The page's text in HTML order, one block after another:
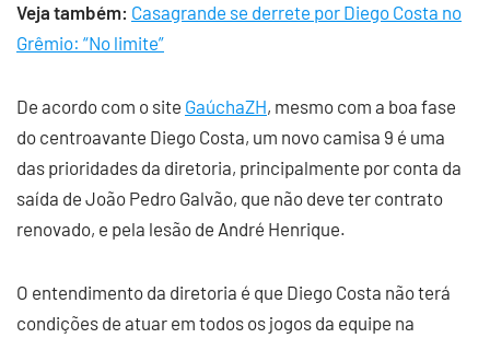
Veja também: Casagrande se derrete por Diego Costa no
Grêmio: “No limite”
De acordo com o site GaúchaZH, mesmo com a boa fase
do centroavante Diego Costa, um novo camisa 9 é uma
das prioridades da diretoria, principalmente por conta da
saída de João Pedro Galvão, que não deve ter contrato
renovado, e pela lesão de André Henrique.
O entendimento da diretoria é que Diego Costa não terá
condições de atuar em todos os jogos da equipe na